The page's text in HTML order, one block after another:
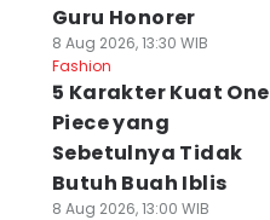
Guru Honorer
8 Aug 2026, 13:30 WIB
Fashion
5 Karakter Kuat One
Piece yang
Sebetulnya Tidak
Butuh Buah Iblis
8 Aug 2026, 13:00 WIB